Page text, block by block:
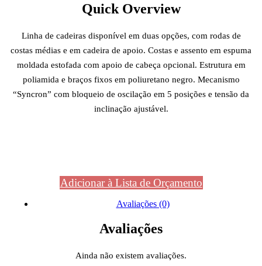
Quick Overview
Linha de cadeiras disponível em duas opções, com rodas de
costas médias e em cadeira de apoio. Costas e assento em espuma
moldada estofada com apoio de cabeça opcional. Estrutura em
poliamida e braços fixos em poliuretano negro. Mecanismo
“Syncron” com bloqueio de oscilação em 5 posições e tensão da
inclinação ajustável.
Adicionar à Lista de Orçamento
Avaliações (0)
Avaliações
Ainda não existem avaliações.